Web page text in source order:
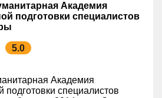
Академия
подготовки специалистов
5.0
Академия
подготовки специалистов